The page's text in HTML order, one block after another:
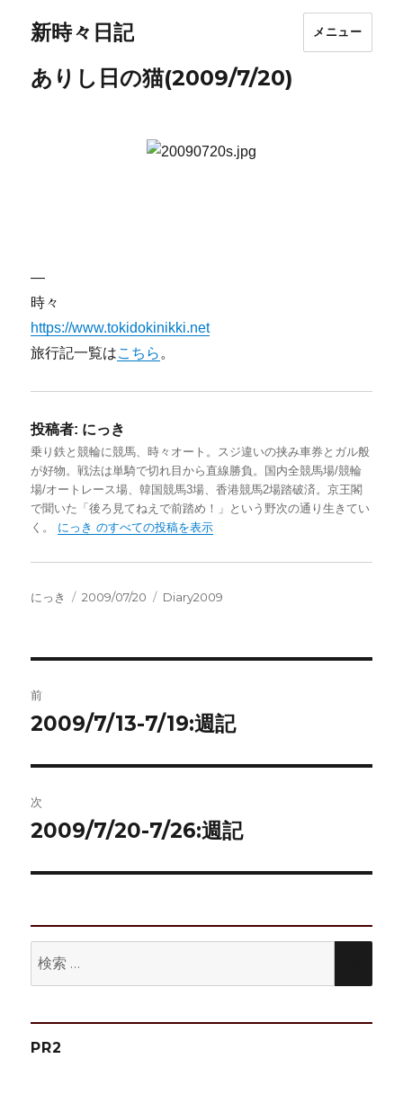
新時々日記 メニュー
ありし日の猫(2009/7/20)
—
時々
https://www.tokidokinikki.net
旅行記一覧はこちら 。
投稿者: にっき
乗り鉄と競輪に競馬、時々オート。スジ違いの挟み車券とガル般
が好物。戦法は単騎で切れ目から直線勝負。国内全競馬場/競輪
場/オートレース場、韓国競馬3場、香港競馬2場踏破済。京王閣
で聞いた「後ろ見てねえで前踏め！」という野次の通り生きてい
く。 にっき のすべての投稿を表示
投
にっき
投
2009/07/20
カ
Diary2009
稿
ビ
ゲ
ー
ョ
ン
前
前
投
稿:
2009/7/13-7/19:週記
次
次
投
2009/7/20-7/26:週記
索
PR2